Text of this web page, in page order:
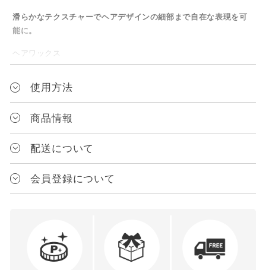
滑らかなテクスチャーでヘアデザインの細部まで自在な表現を可
能に。
ヘアワックス
チャーが細部までの表現を可能にします。
石油系油剤を一切使用しないユニークな処方により、絶妙なマッ
ト感と自然なニュアンスの表現を可能にしました。
びの良さと髪へのなじみやすさを追求したテクスチャーが、ヘア
重ね付けしても重く見えず、質感を調整しながらお使いいた
だけます。
瑞々しいシトラスの透き通るような爽やかさに、花々のフローラ
ルな芳香を優しく調和。
さらにシラカバの奥深く静寂な余韻を添えた香りは、ふわりと香
使用方法
商品情報
メーカー
株式会社pad
ブランド
4595315570455
配送について
対象 送料
¥3,980未満の場合
都道府県別送料（下記表参
照）
会員登録について